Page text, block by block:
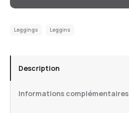
Leggings Leggins
Description
Informations complémentaires